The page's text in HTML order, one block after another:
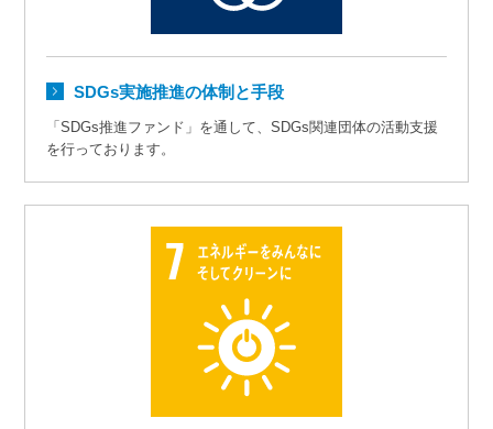
SDGs実施推進の体制と手段
「SDGs推進ファンド」を通して、SDGs関連団体の活動支援
を行っております。